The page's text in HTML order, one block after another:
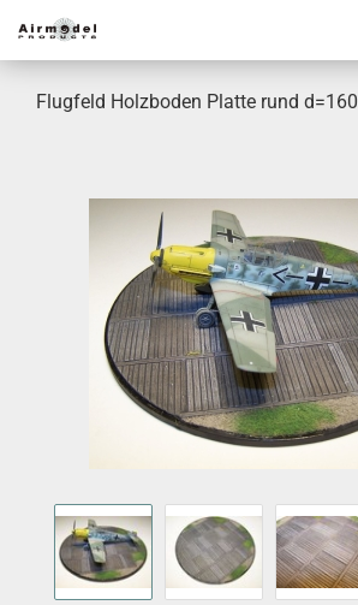
Flugfeld Holzboden Platte rund d=160